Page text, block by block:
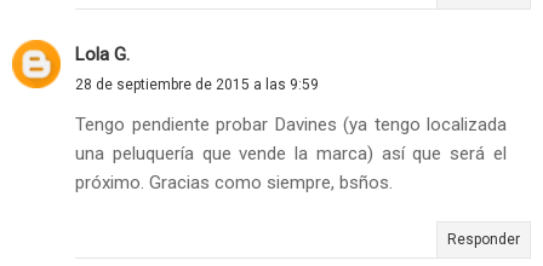
Lola G.
28 de septiembre de 2015 a las 9:59
Tengo pendiente probar Davines (ya tengo localizada
una peluquería que vende la marca) así que será el
próximo. Gracias como siempre, bsños.
Responder